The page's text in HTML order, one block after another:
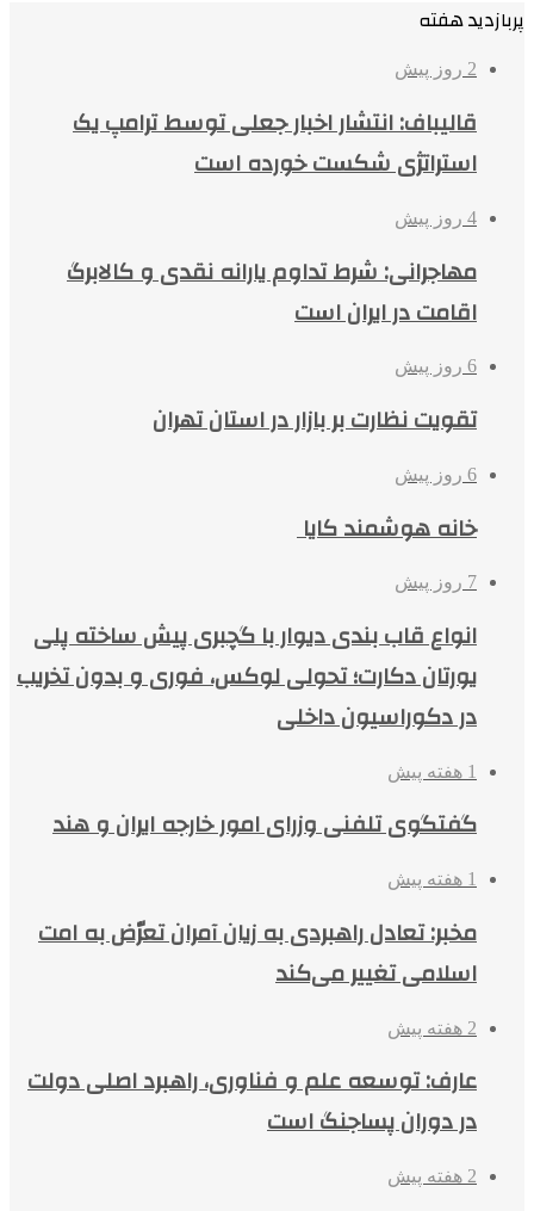
پربازدید هفته
2 روز پیش
قالیباف: انتشار اخبار جعلی توسط ترامپ یک
استراتژی شکست خورده است
4 روز پیش
مهاجرانی: شرط تداوم یارانه نقدی و کالابرگ
اقامت در ایران است
6 روز پیش
تقویت نظارت بر بازار در استان تهران
6 روز پیش
خانه هوشمند کایا
7 روز پیش
انواع قاب بندی دیوار با گچبری پیش ساخته پلی
یورتان دکارت؛ تحولی لوکس، فوری و بدون تخریب
در دکوراسیون داخلی
1 هفته پیش
گفتگوی تلفنی وزرای امور خارجه ایران و هند
1 هفته پیش
مخبر: تعادل راهبردی به زیان آمران تعرّض به امت
اسلامی تغییر می‌کند
2 هفته پیش
عارف: توسعه علم و فناوری، راهبرد اصلی دولت
در دوران پساجنگ است
2 هفته پیش